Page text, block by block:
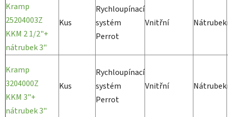
Kramp
25204003Z
KKM 2 1/2"+
nátrubek 3"
Kus
Rychloupínací
systém
Perrot
Vnitřní Nátrubek
Kramp
3204000Z
KKM 3"+
nátrubek 3"
Kus
Rychloupínací
systém
Perrot
Vnitřní Nátrubek